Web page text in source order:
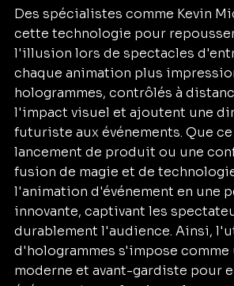
Des spécialistes comme Kevin
cette technologie pour
l'illusion lors de spectacles
chaque animation plus
hologrammes, contrôlés à
l'impact visuel et ajoutent une
futuriste aux événements. Que
lancement de produit ou une
fusion de magie et de
l'animation d'événement en une
innovante, captivant les
durablement l'audience. Ainsi,
d'hologrammes s'impose
moderne et avant-gardiste pour